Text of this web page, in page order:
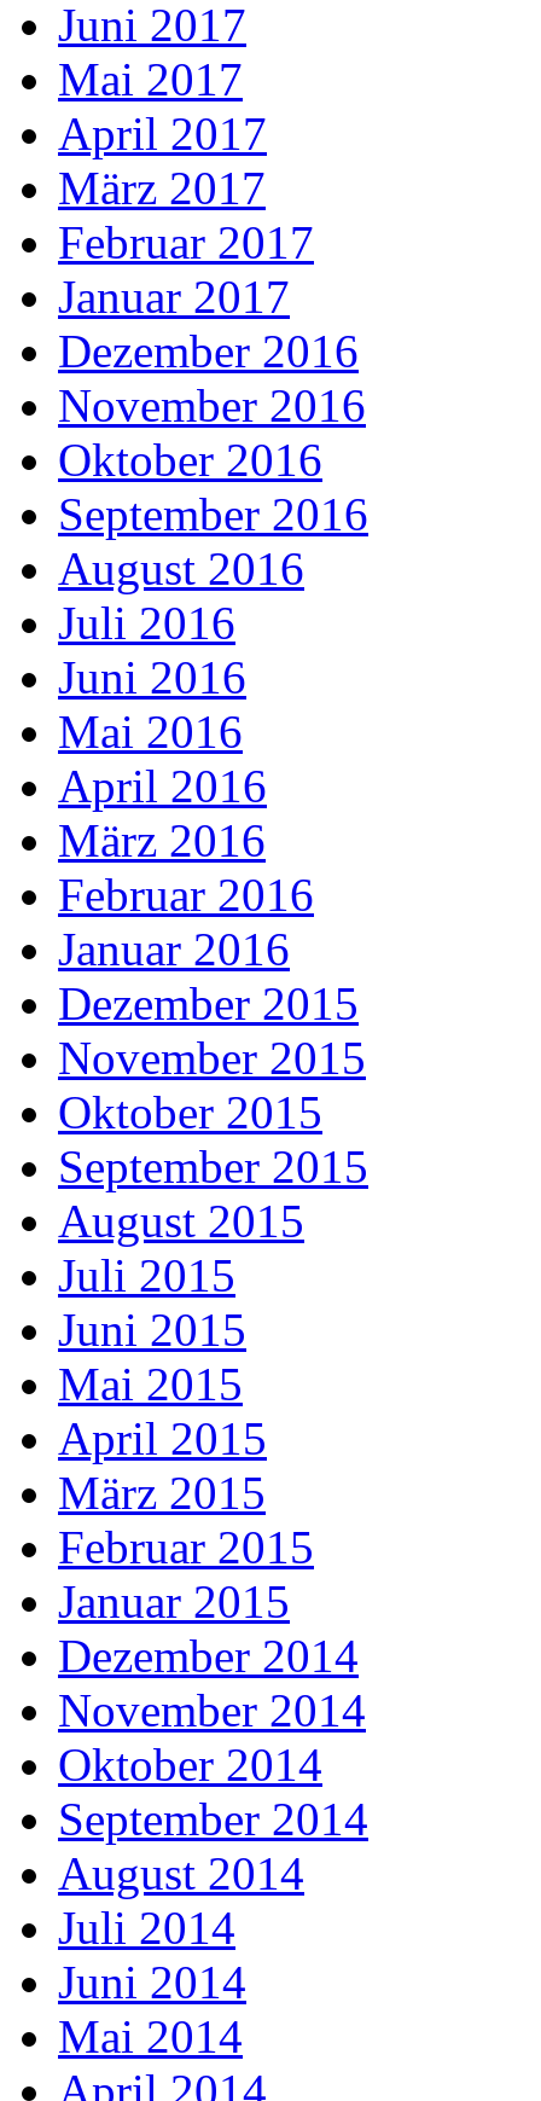
Juni 2017
Mai 2017
April 2017
März 2017
Februar 2017
Januar 2017
Dezember 2016
November 2016
Oktober 2016
September 2016
August 2016
Juli 2016
Juni 2016
Mai 2016
April 2016
März 2016
Februar 2016
Januar 2016
Dezember 2015
November 2015
Oktober 2015
September 2015
August 2015
Juli 2015
Juni 2015
Mai 2015
April 2015
März 2015
Februar 2015
Januar 2015
Dezember 2014
November 2014
Oktober 2014
September 2014
August 2014
Juli 2014
Juni 2014
Mai 2014